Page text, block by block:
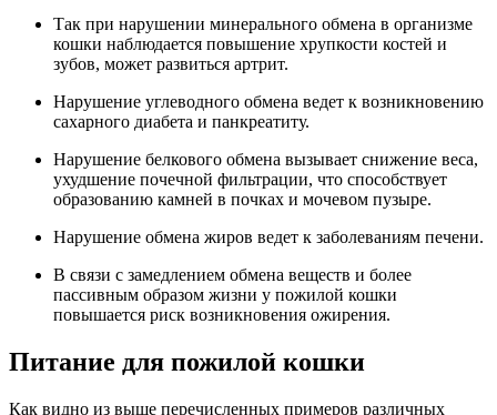
Так при нарушении минерального обмена в организме
кошки наблюдается повышение хрупкости костей и
зубов, может развиться артрит.
Нарушение углеводного обмена ведет к возникновению
сахарного диабета и панкреатиту.
Нарушение белкового обмена вызывает снижение веса,
ухудшение почечной фильтрации, что способствует
образованию камней в почках и мочевом пузыре.
Нарушение обмена жиров ведет к заболеваниям печени.
В связи с замедлением обмена веществ и более
пассивным образом жизни у пожилой кошки
повышается риск возникновения ожирения.
Питание для пожилой кошки
Как видно из выше перечисленных примеров различных